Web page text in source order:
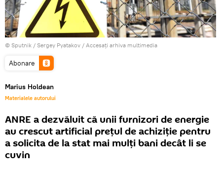
© Sputnik / Sergey Pyatakov / Accesați arhiva multimedia
Abonare
Marius Holdean
Materialele autorului
ANRE a dezvăluit că unii furnizori de energie
au crescut artificial prețul de achiziție pentru
a solicita de la stat mai mulți bani decât li se
cuvin